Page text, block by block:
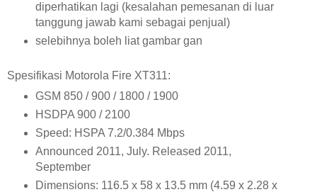
diperhatikan lagi (kesalahan pemesanan di luar
tanggung jawab kami sebagai penjual)
selebihnya boleh liat gambar gan
Spesifikasi Motorola Fire XT311:
GSM 850 / 900 / 1800 / 1900
HSDPA 900 / 2100
Speed: HSPA 7.2/0.384 Mbps
Announced 2011, July. Released 2011,
September
Dimensions: 116.5 x 58 x 13.5 mm (4.59 x 2.28 x